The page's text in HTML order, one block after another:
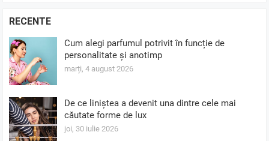
RECENTE
Cum alegi parfumul potrivit în funcție de
personalitate și anotimp
marți, 4 august 2026
De ce liniștea a devenit una dintre cele mai
căutate forme de lux
joi, 30 iulie 2026